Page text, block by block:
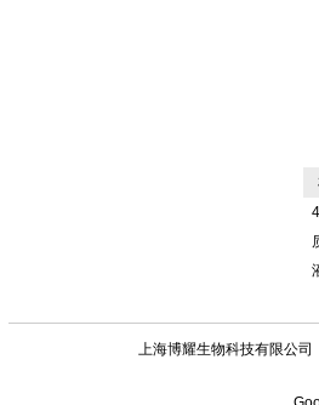
上海博耀生物科技有限公司